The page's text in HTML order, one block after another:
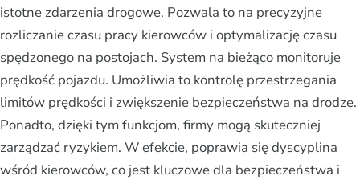
istotne zdarzenia drogowe. Pozwala to na precyzyjne
rozliczanie czasu pracy kierowców i optymalizację czasu
spędzonego na postojach. System na bieżąco monitoruje
prędkość pojazdu. Umożliwia to kontrolę przestrzegania
limitów prędkości i zwiększenie bezpieczeństwa na drodze.
Ponadto, dzięki tym funkcjom, firmy mogą skuteczniej
zarządzać ryzykiem. W efekcie, poprawia się dyscyplina
wśród kierowców, co jest kluczowe dla bezpieczeństwa i